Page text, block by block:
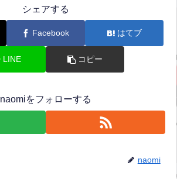
シェアする
Facebook はてブ
LINE コピー
naomiをフォローする
naomi